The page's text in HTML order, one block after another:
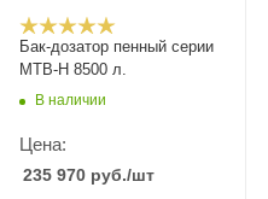
Бак-дозатор пенный серии
MTB-H 8500 л.
В наличии
Цена:
235 970 руб./шт